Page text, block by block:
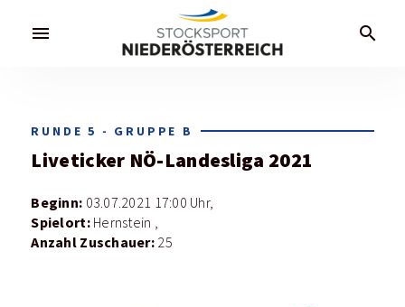
menu search
RUNDE 5 - GRUPPE B
Liveticker NÖ-Landesliga 2021
Beginn: 03.07.2021 17:00 Uhr,
Spielort: Hernstein ,
Anzahl Zuschauer: 25